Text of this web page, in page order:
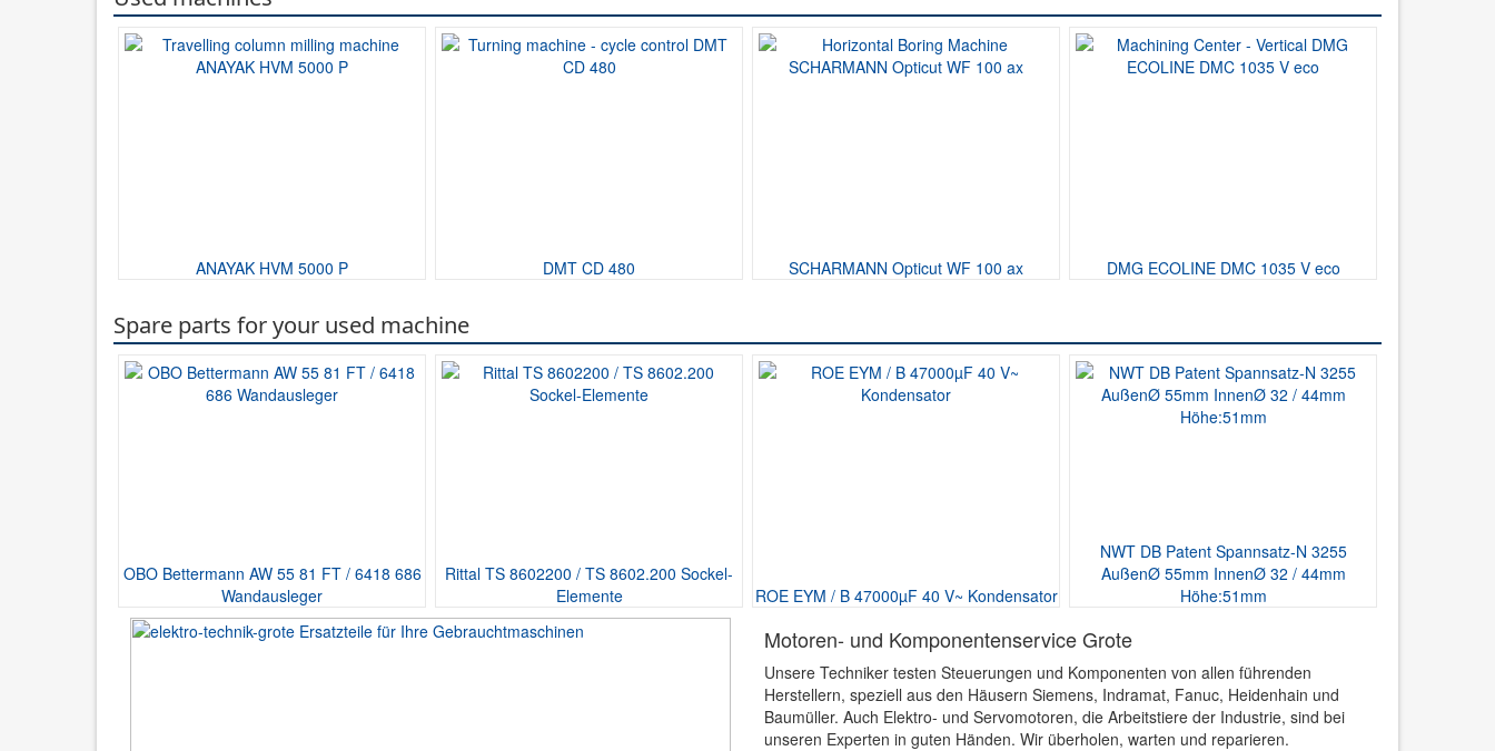
ANAYAK HVM 5000 P DMT CD 480 SCHARMANN Opticut WF 100 ax DMG ECOLINE DMC 1035 V eco
Spare parts for your used machine
OBO Bettermann AW 55 81 FT / 6418 686
Wandausleger
Rittal TS 8602200 / TS 8602.200 Sockel-
Elemente
ROE EYM / B 47000µF 40 V~ Kondensator
NWT DB Patent Spannsatz-N 3255
AußenØ 55mm InnenØ 32 / 44mm
Höhe:51mm
Motoren- und Komponentenservice Grote
Unsere Techniker testen Steuerungen und Komponenten von allen führenden
Herstellern, speziell aus den Häusern Siemens, Indramat, Fanuc, Heidenhain und
Baumüller. Auch Elektro- und Servomotoren, die Arbeitstiere der Industrie, sind bei
unseren Experten in guten Händen. Wir überholen, warten und reparieren.